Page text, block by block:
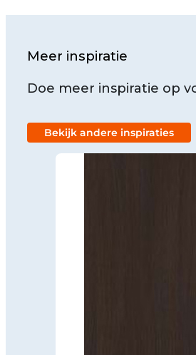
Meer inspiratie
Doe meer inspiratie op
Bekijk andere inspiraties